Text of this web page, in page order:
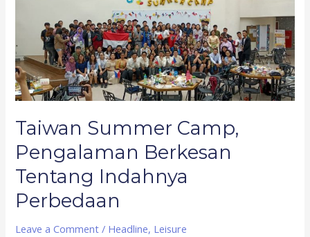
Taiwan Summer Camp,
Pengalaman Berkesan
Tentang Indahnya
Perbedaan
Leave a Comment / Headline, Leisure
Pengalaman
Berkesan
Tentang
Indahnya
Perbedaan